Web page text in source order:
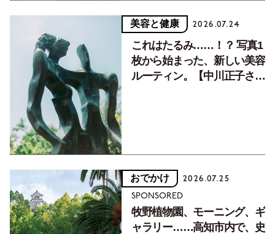
美容と健康 2026.07.24
これはたるみ……！？ 写真1
枚から始まった、新しい美容
ルーティン。【中川正子さん
おでかけ 2026.07.25
SPONSORED
牧野植物園、モーニング、ギ
ャラリー……高知市内で、史